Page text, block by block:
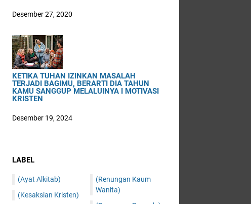
Desember 27, 2020
KETIKA TUHAN IZINKAN MASALAH
TERJADI BAGIMU, BERARTI DIA TAHUN
KAMU SANGGUP MELALUINYA I MOTIVASI
KRISTEN
Desember 19, 2024
LABEL
(Ayat Alkitab)
(Kesaksian Kristen)
(Renungan Kaum
Wanita)